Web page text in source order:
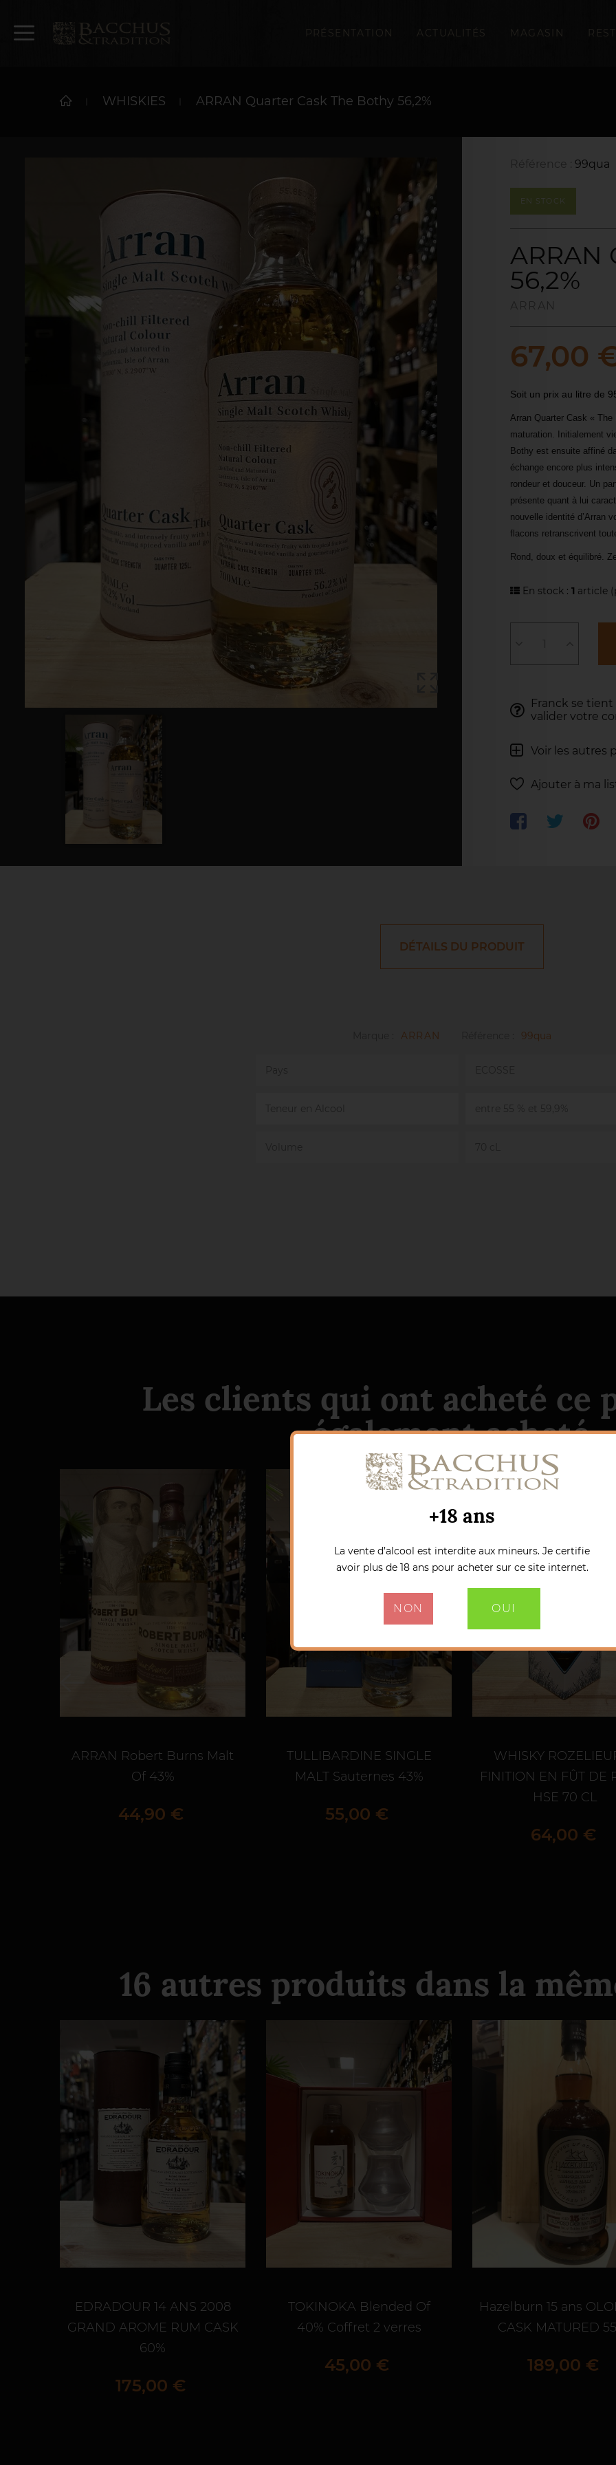
PRÉSENTATION ACTUALITÉS MAGASIN
WHISKIES ARRAN Quarter Cask The Bothy 56,2%
Référence : 99qua
EN STOCK
ARRAN
56,2%
67,00
Soit un prix au litre de
Arran Quarter Cask «
maturation. Initialement
Bothy est ensuite affiné
échange encore plus
rondeur et douceur. Un
présente quant à lui
nouvelle identité d’Arran
flacons retranscrivent
Rond, doux et équilibré.
En stock : 1 article
Franck se
valider votre
Voir les autres
Ajouter à ma
DÉTAILS DU PRODUIT
ARRAN 99qua
Les clients qui ont acheté ce
également acheté...
ARRAN Robert Burns Malt
Of 43%
Prix
44,90 €
TULLIBARDINE SINGLE
MALT Sauternes 43%
Prix
55,00 €
WHISKY
FINITION EN FÛT DE
HSE 70 CL
Prix
64,00 €
16 autres produits dans la
EDRADOUR 14 ANS 2008
GRAND AROME RUM CASK
60%
Prix
175,00 €
TOKINOKA Blended Of
40% Coffret 2 verres
Prix
45,00 €
Hazelburn 15 ans
CASK MATURED
Prix
189,00 €
+18 ans
La vente d’alcool est interdite aux mineurs. Je certifie
avoir plus de 18 ans pour acheter sur ce site internet.
NON OUI